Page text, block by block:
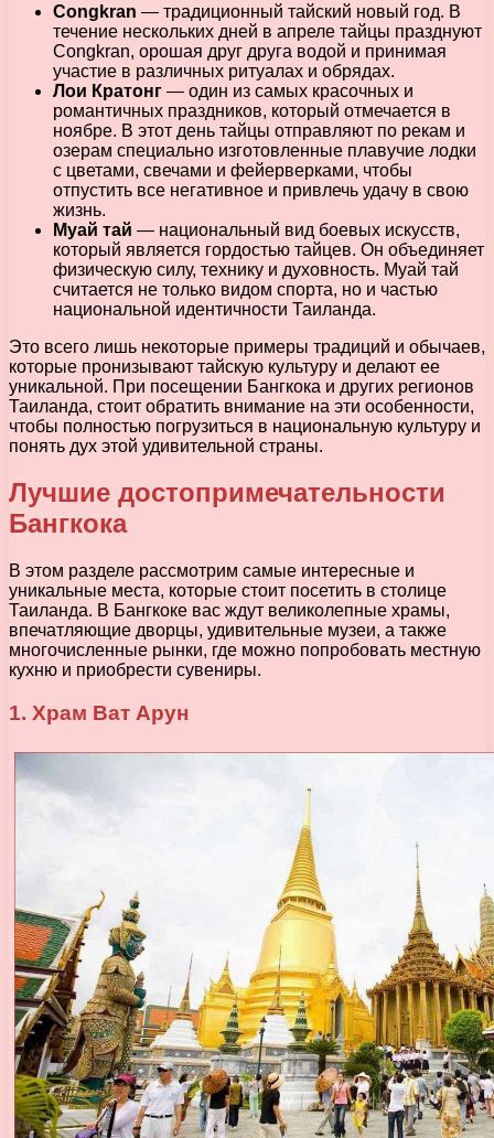
Сongkrаn — традиционный тайский новый год. В
течение нескольких дней в апреле тайцы празднуют
Сongkrаn, орошая друг друга водой и принимая
участие в различных ритуалах и обрядах.
Лои Кратонг — один из самых красочных и
романтичных праздников, который отмечается в
ноябре. В этот день тайцы отправляют по рекам и
озерам специально изготовленные плавучие лодки
с цветами, свечами и фейерверками, чтобы
отпустить все негативное и привлечь удачу в свою
жизнь.
Муай тай — национальный вид боевых искусств,
который является гордостью тайцев. Он объединяет
физическую силу, технику и духовность. Муай тай
считается не только видом спорта, но и частью
национальной идентичности Таиланда.
Это всего лишь некоторые примеры традиций и обычаев,
которые пронизывают тайскую культуру и делают ее
уникальной. При посещении Бангкока и других регионов
Таиланда, стоит обратить внимание на эти особенности,
чтобы полностью погрузиться в национальную культуру и
понять дух этой удивительной страны.
Лучшие достопримечательности
Бангкока
В этом разделе рассмотрим самые интересные и
уникальные места, которые стоит посетить в столице
Таиланда. В Бангкоке вас ждут великолепные храмы,
впечатляющие дворцы, удивительные музеи, а также
многочисленные рынки, где можно попробовать местную
кухню и приобрести сувениры.
1. Храм Ват Арун